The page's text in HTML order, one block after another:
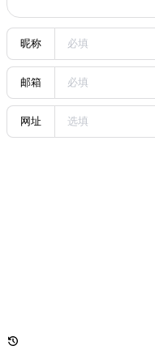
昵称
邮箱
网址